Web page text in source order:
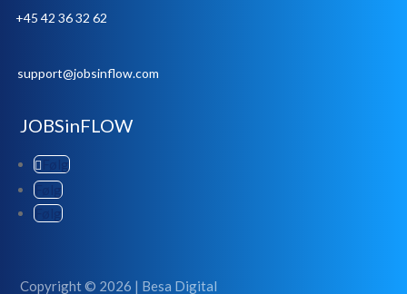
+45 42 36 32 62
support@jobsinflow.com
JOBSinFLOW
Følg
Følg
Følg
Copyright © 2026 | Besa Digital